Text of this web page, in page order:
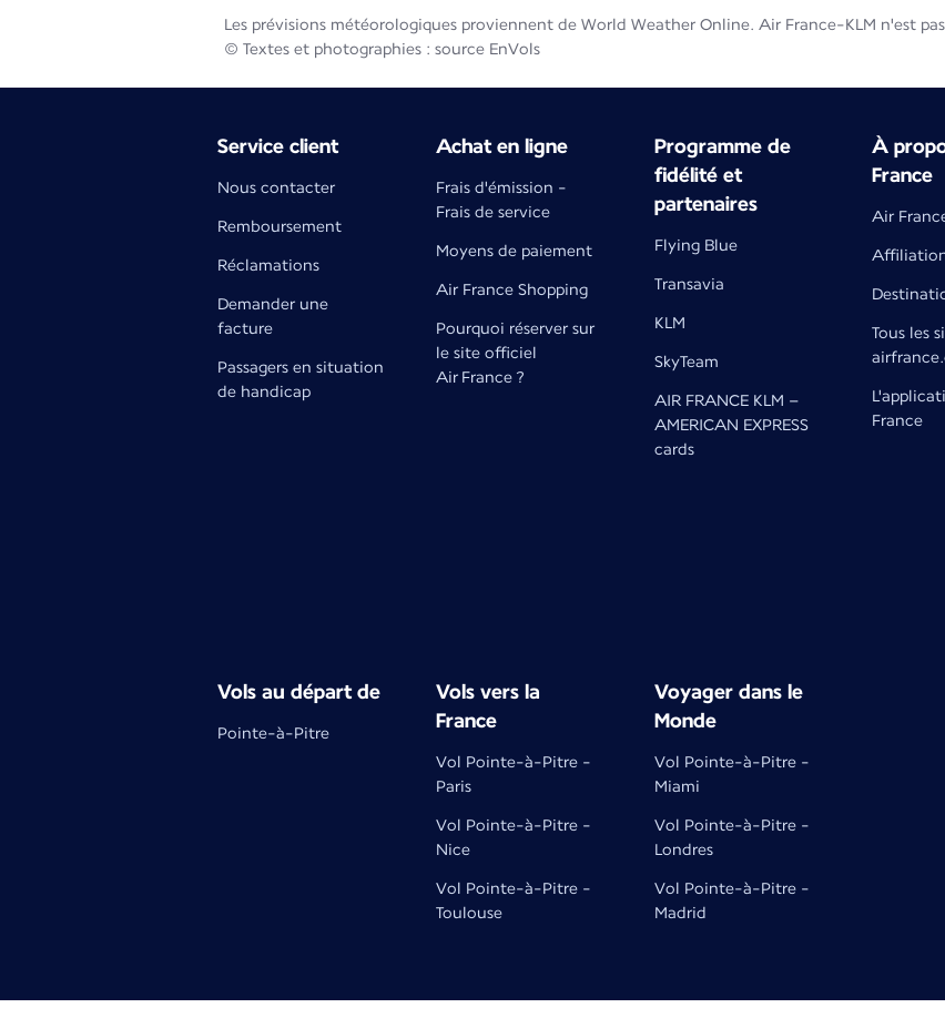
Les prévisions météorologiques proviennent de World Weather Online. Air France-KLM n'est
© Textes et photographies : source EnVols
Service client
Nous contacter
Remboursement
Réclamations
Demander une
facture
Passagers en situation
de handicap
Achat en ligne
Frais d'émission -
Frais de service
Moyens de paiement
Air France Shopping
Pourquoi réserver sur
le site officiel
Air France ?
Programme de
fidélité et
partenaires
Flying Blue
Transavia
KLM
SkyTeam
AIR FRANCE KLM –
AMERICAN EXPRESS
cards
À
France
Air
Tous les
France
Vols au départ de
Pointe-à-Pitre
Vols vers la
France
Vol Pointe-à-Pitre -
Paris
Vol Pointe-à-Pitre -
Nice
Vol Pointe-à-Pitre -
Toulouse
Voyager dans le
Monde
Vol Pointe-à-Pitre -
Miami
Vol Pointe-à-Pitre -
Londres
Vol Pointe-à-Pitre -
Madrid